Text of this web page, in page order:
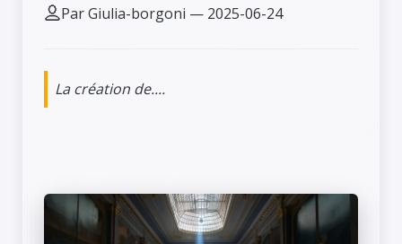
Par Giulia-borgoni — 2025-06-24
La création de....